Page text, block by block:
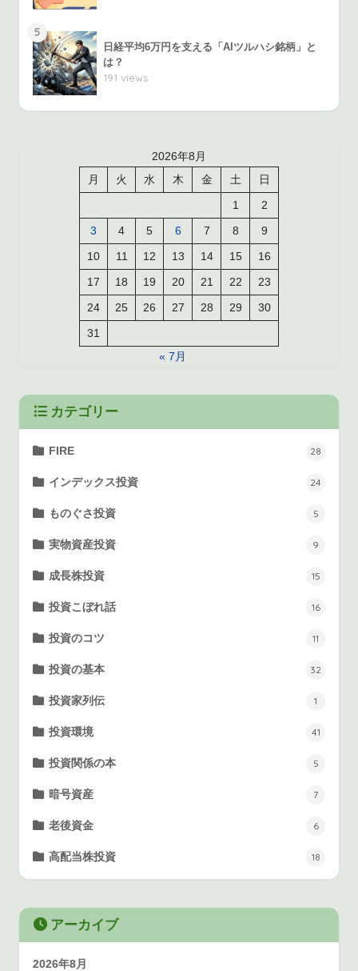
5
日経平均6万円を支える「AIツルハシ銘柄」と
は？
191 views
2026年8月
月
火 水 木 金 土
日
1
2
3
4 5 6 7 8
9
10
11 12 13 14 15
16
17
18 19 20 21 22
23
24
25 26 27 28 29
30
31
« 7月
カテゴリー
FIRE 28
インデックス投資 24
ものぐさ投資 5
実物資産投資 9
成長株投資 15
投資こぼれ話 16
投資のコツ 11
投資の基本 32
投資家列伝 1
投資環境 41
投資関係の本 5
暗号資産 7
老後資金 6
高配当株投資 18
アーカイブ
2026年8月